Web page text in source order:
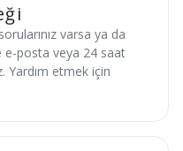
varsa ya da
e-posta veya 24 saat
Yardım etmek için